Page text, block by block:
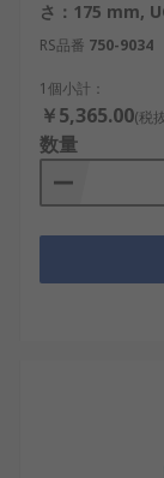
さ：175 mm,
RS品番 750-9034
1個小計：
￥5,365.00(税
数量